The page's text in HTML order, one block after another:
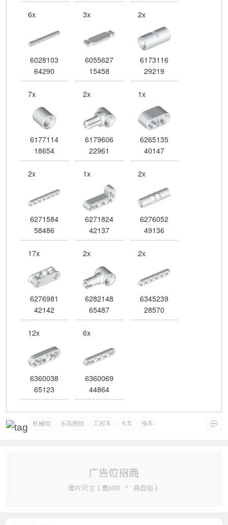
6x
6028103
64290
3x
6055627
15458
2x
6173116
29219
7x
6177114
18654
2x
6179606
22961
1x
6265135
40147
2x
6271584
58486
1x
6271824
42137
2x
6276052
49136
17x
6276981
42142
2x
6282148
65487
2x
6345239
28570
12x
6360038
65123
6x
6360069
44864
机械组 乐高图纸 工程车 卡车 拖车